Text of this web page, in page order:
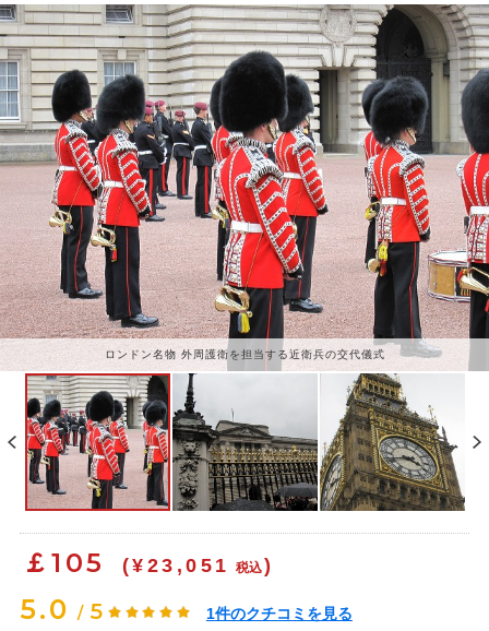
ロンドン名物 外周護衛を担当する近衛兵の交代儀式
￡105 (¥23,051 税込)
5.0 / 5 1件のクチコミを見る